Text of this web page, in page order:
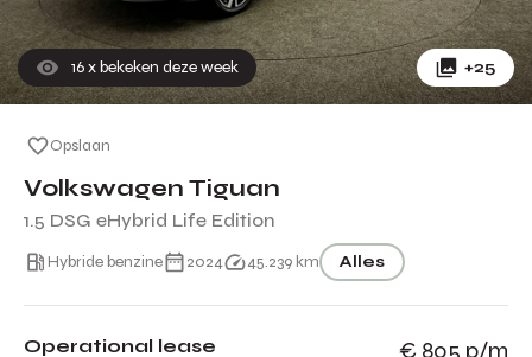
16x bekeken deze week +25
Opslaan
Volkswagen Tiguan
1.5 DSG eHybrid Life Edition
Hybride benzine 2024 45.239 km Alles
Operational lease € 805 p/m